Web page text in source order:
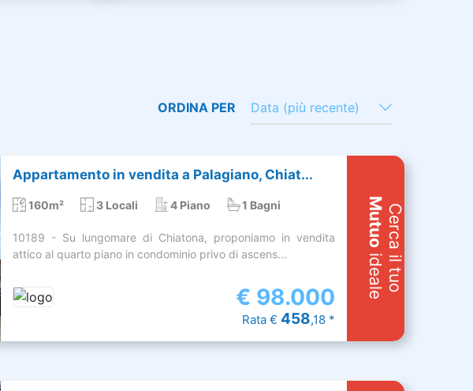
ORDINA PER Data (più recente)
Appartamento in vendita a Palagiano, Chiat...
160m² 3 Locali 4 Piano 1 Bagni
10189 - Su lungomare di Chiatona, proponiamo in vendita
attico al quarto piano in condominio privo di ascens...
€ 98.000
Rata € 458,18 *
Cerca il tuo
Mutuo
ideale